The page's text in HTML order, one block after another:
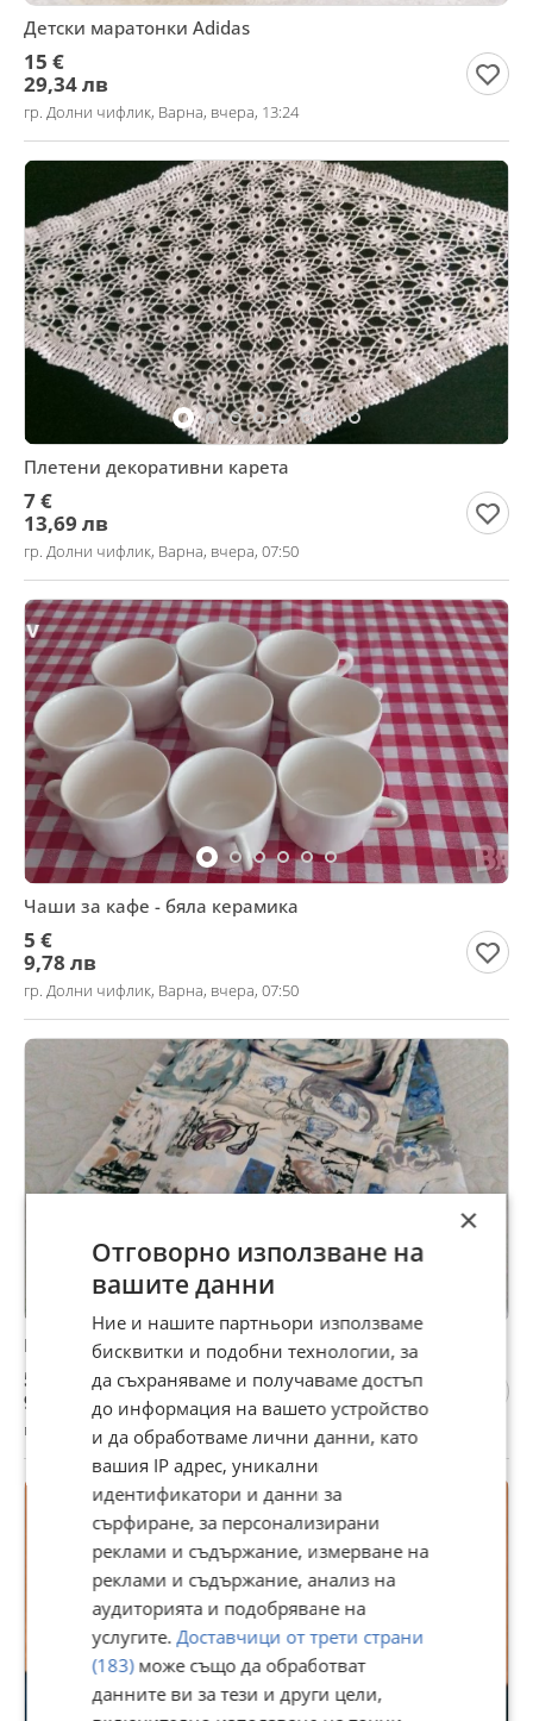
Детски маратонки Adidas
15 €
29,34 лв
гр. Долни чифлик, Варна, вчера, 13:24
Плетени декоративни карета
7 €
13,69 лв
гр. Долни чифлик, Варна, вчера, 07:50
Чаши за кафе - бяла керамика
5 €
9,78 лв
гр. Долни чифлик, Варна, вчера, 07:50
Нови парчета платове
5 €
9,78 лв
гр. Долни чифлик, Варна, вчера, 07:50
×
Отговорно използване на
вашите данни
Ние и нашите партньори използваме
бисквитки и подобни технологии, за
да съхраняваме и получаваме достъп
до информация на вашето устройство
и да обработваме лични данни, като
вашия IP адрес, уникални
идентификатори и данни за
сърфиране, за персонализирани
реклами и съдържание, измерване на
реклами и съдържание, анализ на
аудиторията и подобряване на
услугите.Доставчици от трети страни
(183)може също да обработват
данните ви за тези и други цели,